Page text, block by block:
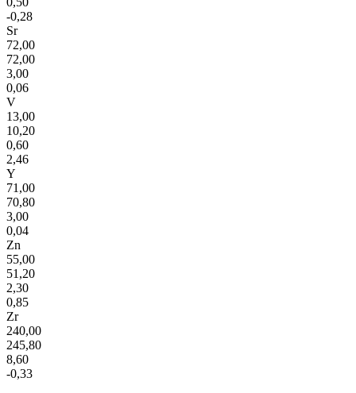
-0,28
Sr
72,00
72,00
3,00
0,06
V
13,00
10,20
0,60
2,46
Y
71,00
70,80
3,00
0,04
Zn
55,00
51,20
2,30
0,85
Zr
240,00
245,80
8,60
-0,33